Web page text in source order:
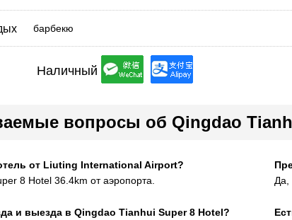
барбекю
Наличный
вопросы об Qingdao
от Liuting International Airport?
8 Hotel 36.4km от аэропорта.
Да,
и выезда в Qingdao Tianhui Super 8 Hotel?